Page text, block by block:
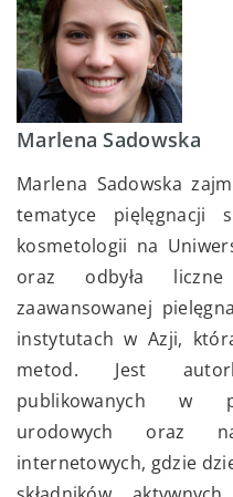
Marlena Sadowska
Marlena Sadowska
tematyce pięlęgnacji
kosmetologii na
oraz odbyła
zaawansowanej
instytutach w Azji,
metod. Jest
publikowanych w
urodowych oraz
internetowych, gdzie